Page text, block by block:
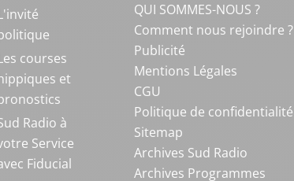
courses
et
Radio à
Service
Fiducial
QUI SOMMES-NOUS ?
Comment nous rejoindre ?
Publicité
Mentions Légales
CGU
Politique de confidentialité
Sitemap
Archives Sud Radio
Archives Programmes